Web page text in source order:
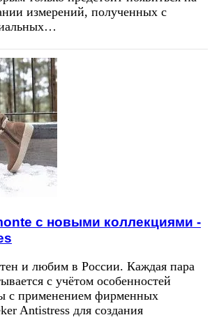
измерений, полученных с
с новыми коллекциями -
и любим в России. Каждая пара
с учётом особенностей
с применением фирменных
Antistress для создания